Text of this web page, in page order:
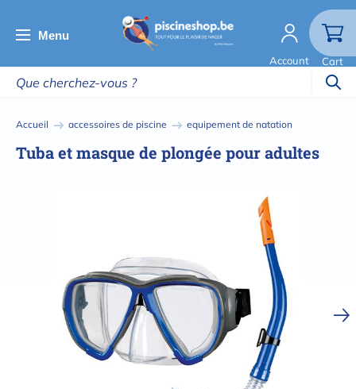
au
principal
Menu
Account Cart
Fil
Accueil accessoires de piscine equipement de natation
Tuba et masque de plongée pour adultes